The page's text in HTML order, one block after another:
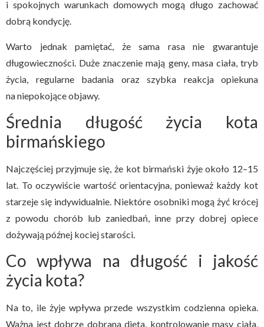
i spokojnych warunkach domowych mogą długo zachować
dobrą kondycję.
Warto jednak pamiętać, że sama rasa nie gwarantuje
długowieczności. Duże znaczenie mają geny, masa ciała, tryb
życia, regularne badania oraz szybka reakcja opiekuna
na niepokojące objawy.
Średnia długość życia kota
birmańskiego
Najczęściej przyjmuje się, że kot birmański żyje około 12–15
lat. To oczywiście wartość orientacyjna, ponieważ każdy kot
starzeje się indywidualnie. Niektóre osobniki mogą żyć krócej
z powodu chorób lub zaniedbań, inne przy dobrej opiece
dożywają późnej kociej starości.
Co wpływa na długość i jakość
życia kota?
Na to, ile żyje wpływa przede wszystkim codzienna opieka.
Ważna jest dobrze dobrana dieta, kontrolowanie masy ciała,